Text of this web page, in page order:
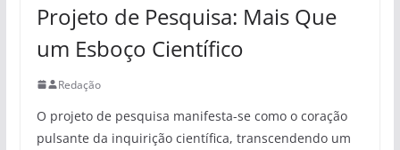
Projeto de Pesquisa: Mais Que
um Esboço Científico
Redação
O projeto de pesquisa manifesta-se como o coração
pulsante da inquirição científica, transcendendo um